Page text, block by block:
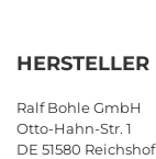
HERSTELLER
Ralf Bohle GmbH
Otto-Hahn-Str. 1
DE 51580 Reichshof